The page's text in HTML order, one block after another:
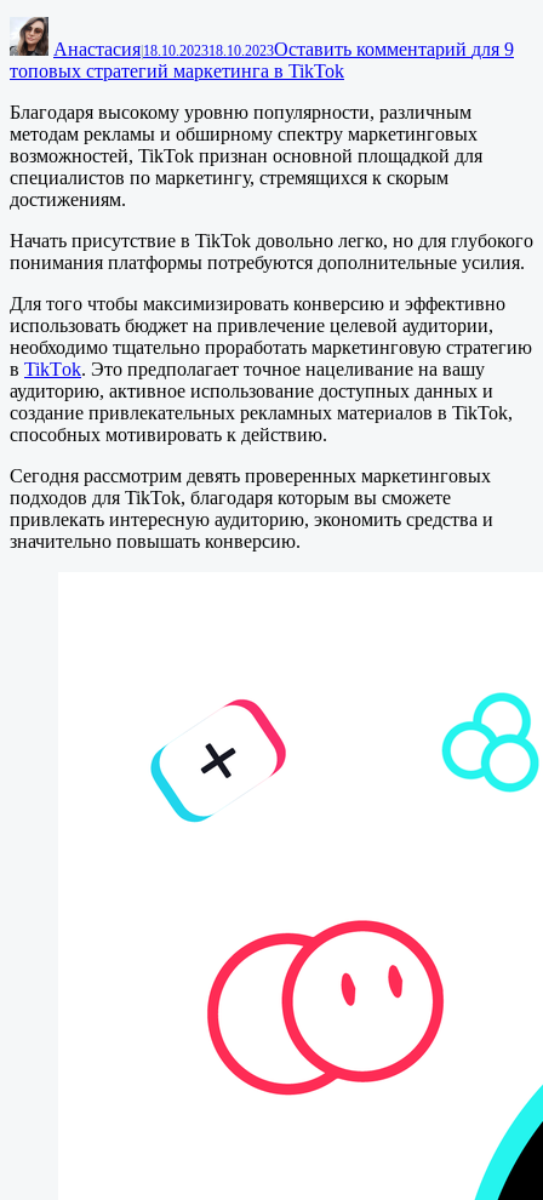
Анастасия|18.10.202318.10.2023Оставить комментарий для 9
топовых стратегий маркетинга в TikTok
Благодаря высокому уровню популярности, различным
методам рекламы и обширному спектру маркетинговых
возможностей, TikTok признан основной площадкой для
специалистов по маркетингу, стремящихся к скорым
достижениям.
Начать присутствие в TikTok довольно легко, но для глубокого
понимания платформы потребуются дополнительные усилия.
Для того чтобы максимизировать конверсию и эффективно
использовать бюджет на привлечение целевой аудитории,
необходимо тщательно проработать маркетинговую стратегию
в TikTоk. Это предполагает точное нацеливание на вашу
аудиторию, активное использование доступных данных и
создание привлекательных рекламных материалов в TikTok,
способных мотивировать к действию.
Сегодня рассмотрим девять проверенных маркетинговых
подходов для TikTok, благодаря которым вы сможете
привлекать интересную аудиторию, экономить средства и
значительно повышать конверсию.